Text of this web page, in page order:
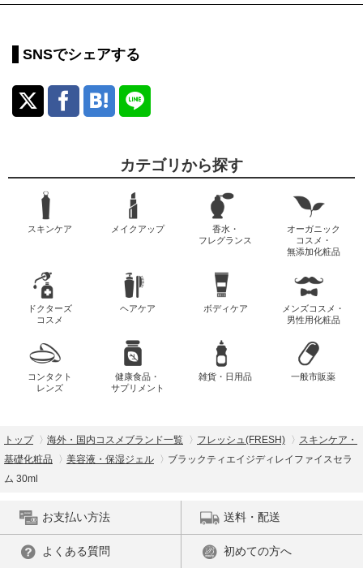
SNSでシェアする
カテゴリから探す
スキンケア メイクアップ
香水・
フレグランス
オーガニック
コスメ・
無添加化粧品
ドクターズ
コスメ
ヘアケア ボディケア
メンズコスメ・
男性用化粧品
コンタクト
レンズ
健康食品・
サプリメント
雑貨・日用品 一般市販薬
トップ 海外・国内コスメブランド一覧 フレッシュ(FRESH)
スキンケア・
基礎化粧品
美容液・保湿ジェル
ブラックティエイジディレイファイスセラ
ム 30ml
お支払い方法 送料・配送
よくある質問 初めての方へ